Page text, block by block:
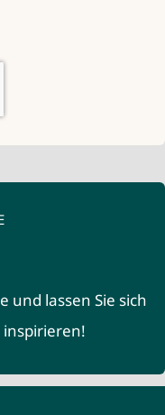
und lassen Sie sich